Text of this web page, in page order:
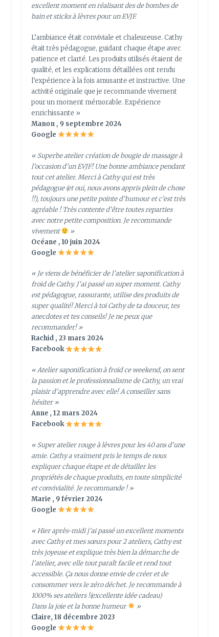
excellent moment en réalisant des de bombes de
bain et sticks à lèvres pour un EVJF.
L’ambiance était conviviale et chaleureuse. Cathy
était très pédagogue, guidant chaque étape avec
patience et clarté. Les produits utilisés étaient de
qualité, et les explications détaillées ont rendu
l’expérience à la fois amusante et instructive. Une
activité originale que je recommande vivement
pour un moment mémorable. Expérience
enrichissante »
Manon , 9 septembre 2024
Google
« Superbe atelier création de bougie de massage à
l’occasion d’un EVJF! Une bonne ambiance pendant
tout cet atelier. Merci à Cathy qui est très
pédagogue (et oui, nous avons appris plein de chose
!!), toujours une petite pointe d’humour et c’est très
agréable ! Très contente d’être toutes reparties
avec notre petite composition. Je recommande
vivement
»
Océane , 10 juin 2024
Google
« Je viens de bénéficier de l’atelier saponification à
froid de Cathy. J’ai passé un super moment. Cathy
est pédagogue, rassurante, utilise des produits de
super qualité! Merci à toi Cathy de ta douceur, tes
anecdotes et tes conseils! Je ne peux que
recommander! »
Rachid , 23 mars 2024
Facebook
« Atelier saponification à froid ce weekend, on sent
la passion et le professionnalisme de Cathy, un vrai
plaisir d’apprendre avec elle! A conseiller sans
hésiter »
Anne , 12 mars 2024
Facebook
« Super atelier rouge à lèvres pour les 40 ans d’une
amie. Cathy a vraiment pris le temps de nous
expliquer chaque étape et de détailler les
propriétés de chaque produits, en toute simplicité
et convivialité. Je recommande ! »
Marie , 9 février 2024
Google
« Hier après-midi j’ai passé un excellent moments
avec Cathy et mes sœurs pour 2 ateliers, Cathy est
très joyeuse et explique très bien la démarche de
l’atelier, avec elle tout paraît facile et rend tout
accessible. Ça nous donne envie de créer et de
consommer vers le zéro déchet. Je recommande à
1000% ses ateliers !(excellente idée cadeau)
Dans la joie et la bonne humeur
»
Claire, 18 décembre 2023
Google